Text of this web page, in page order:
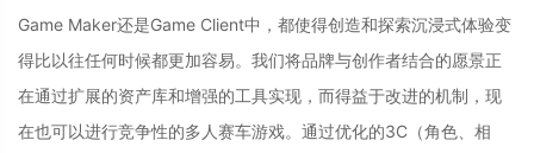
Game Maker还是Game Client中，都使得创造和探索沉浸式体验变
得比以往任何时候都更加容易。我们将品牌与创作者结合的愿景正
在通过扩展的资产库和增强的工具实现，而得益于改进的机制，现
在也可以进行竞争性的多人赛车游戏。通过优化的3C（角色、相